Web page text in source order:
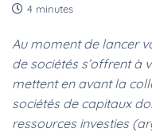
4 minutes
Au moment de lancer
de sociétés s’offrent à
mettent en avant la
sociétés de capitaux
ressources investies